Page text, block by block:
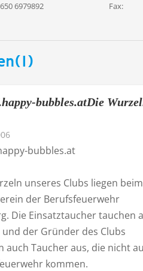
6979892 Fax:
bubbles.atDie
bubbles.at
unseres Clubs liegen
der Berufsfeuerwehr
Die Einsatztaucher tauchen
und der Gründer des Clubs
auch Taucher aus, die nicht
kommen.